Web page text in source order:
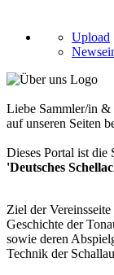
Upload
Liebe Sammler/in &
auf unseren Seiten
Dieses Portal ist die
'Deutsches
Ziel der
Geschichte der
sowie deren
Technik der